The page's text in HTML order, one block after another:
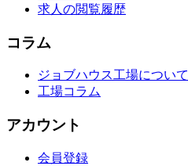
求人の閲覧履歴
コラム
ジョブハウス工場について
工場コラム
アカウント
会員登録